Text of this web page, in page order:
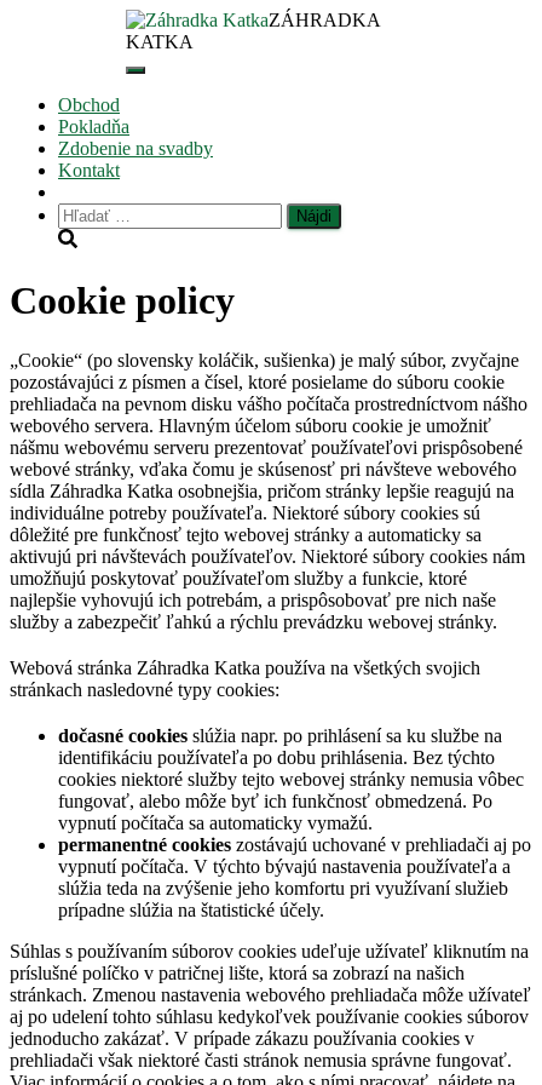
ZÁHRADKA
KATKA
Toggle
Obchod
Pokladňa
Zdobenie na svadby
Kontakt
Hľadať:
Cookie policy
„Cookie“ (po slovensky koláčik, sušienka) je malý súbor, zvyčajne
pozostávajúci z písmen a čísel, ktoré posielame do súboru cookie
prehliadača na pevnom disku vášho počítača prostredníctvom nášho
webového servera. Hlavným účelom súboru cookie je umožniť
nášmu webovému serveru prezentovať používateľovi prispôsobené
webové stránky, vďaka čomu je skúsenosť pri návšteve webového
sídla Záhradka Katka osobnejšia, pričom stránky lepšie reagujú na
individuálne potreby používateľa. Niektoré súbory cookies sú
dôležité pre funkčnosť tejto webovej stránky a automaticky sa
aktivujú pri návštevách používateľov. Niektoré súbory cookies nám
umožňujú poskytovať používateľom služby a funkcie, ktoré
najlepšie vyhovujú ich potrebám, a prispôsobovať pre nich naše
služby a zabezpečiť ľahkú a rýchlu prevádzku webovej stránky.
Webová stránka Záhradka Katka používa na všetkých svojich
stránkach nasledovné typy cookies:
dočasné cookies slúžia napr. po prihlásení sa ku službe na
identifikáciu používateľa po dobu prihlásenia. Bez týchto
cookies niektoré služby tejto webovej stránky nemusia vôbec
fungovať, alebo môže byť ich funkčnosť obmedzená. Po
vypnutí počítača sa automaticky vymažú.
permanentné cookies zostávajú uchované v prehliadači aj po
vypnutí počítača. V týchto bývajú nastavenia používateľa a
slúžia teda na zvýšenie jeho komfortu pri využívaní služieb
prípadne slúžia na štatistické účely.
Súhlas s používaním súborov cookies udeľuje užívateľ kliknutím na
príslušné políčko v patričnej lište, ktorá sa zobrazí na našich
stránkach. Zmenou nastavenia webového prehliadača môže užívateľ
aj po udelení tohto súhlasu kedykoľvek používanie cookies súborov
jednoducho zakázať. V prípade zákazu používania cookies v
prehliadači však niektoré časti stránok nemusia správne fungovať.